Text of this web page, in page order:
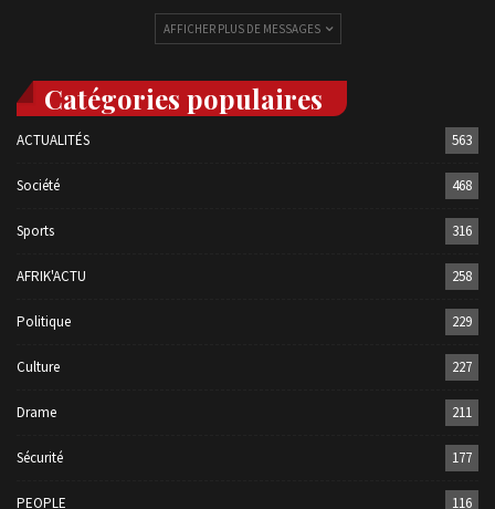
AFFICHER PLUS DE MESSAGES
Catégories populaires
ACTUALITÉS 563
Société 468
Sports 316
AFRIK'ACTU 258
Politique 229
Culture 227
Drame 211
Sécurité 177
PEOPLE 116